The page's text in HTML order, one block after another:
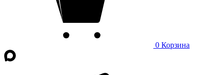
0 Корзина